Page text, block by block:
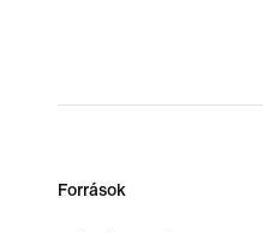
Források